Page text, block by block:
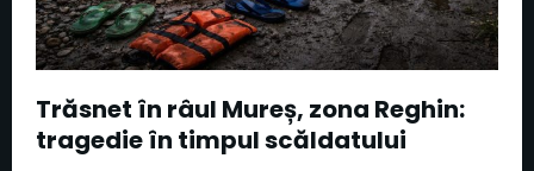
Trăsnet în râul Mureș, zona Reghin:
tragedie în timpul scăldatului